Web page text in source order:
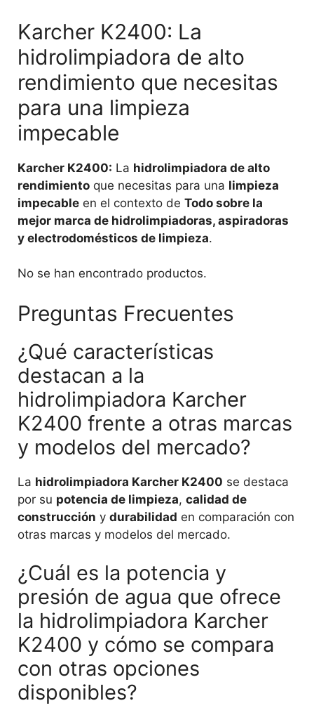
Karcher K2400: La
hidrolimpiadora de alto
rendimiento que necesitas
para una limpieza
impecable
Karcher K2400: La hidrolimpiadora de alto
rendimiento que necesitas para una limpieza
impecable en el contexto de Todo sobre la
mejor marca de hidrolimpiadoras, aspiradoras
y electrodomésticos de limpieza.
No se han encontrado productos.
Preguntas Frecuentes
¿Qué características
destacan a la
hidrolimpiadora Karcher
K2400 frente a otras marcas
y modelos del mercado?
La hidrolimpiadora Karcher K2400 se destaca
por su potencia de limpieza, calidad de
construcción y durabilidad en comparación con
otras marcas y modelos del mercado.
¿Cuál es la potencia y
presión de agua que ofrece
la hidrolimpiadora Karcher
K2400 y cómo se compara
con otras opciones
disponibles?